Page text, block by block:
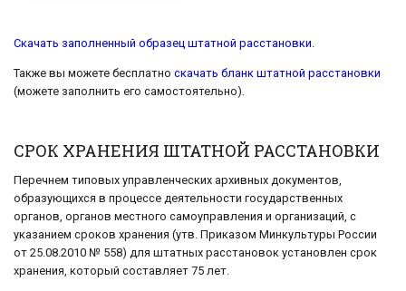
Скачать заполненный образец штатной расстановки
Также вы можете бесплатно скачать бланк штатной расстановки
(можете заполнить его самостоятельно).
СРОК ХРАНЕНИЯ ШТАТНОЙ РАССТАНОВКИ
Перечнем типовых управленческих архивных документов,
образующихся в процессе деятельности государственных
органов, органов местного самоуправления и организаций, с
указанием сроков хранения (утв. Приказом Минкультуры России
от 25.08.2010 № 558) для штатных расстановок установлен срок
хранения, который составляет 75 лет.